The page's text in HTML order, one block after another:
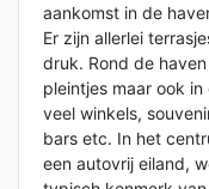
aankomst in de
Er zijn allerlei
druk. Rond de
pleintjes maar ook
veel winkels,
bars etc. In het
een autovrij eiland,